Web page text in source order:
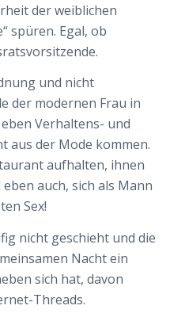
der weiblichen
spüren. Egal, ob
und nicht
der modernen Frau in
Verhaltens- und
aus der Mode kommen.
aufhalten, ihnen
auch, sich als Mann
Sex!
nicht geschieht und die
Nacht ein
sich hat, davon
Threads.